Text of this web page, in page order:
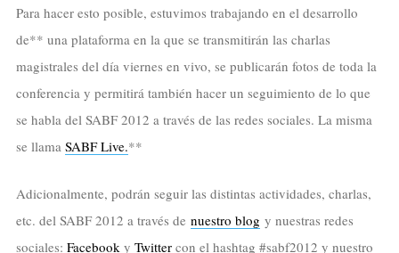
Para hacer esto posible, estuvimos trabajando en el desarrollo
de** una plataforma en la que se transmitirán las charlas
magistrales del día viernes en vivo, se publicarán fotos de toda la
conferencia y permitirá también hacer un seguimiento de lo que
se habla del SABF 2012 a través de las redes sociales. La misma
se llama SABF Live.**
Adicionalmente, podrán seguir las distintas actividades, charlas,
etc. del SABF 2012 a través de nuestro blog y nuestras redes
sociales: Facebook y Twittercon el hashtag #sabf2012 y nuestro